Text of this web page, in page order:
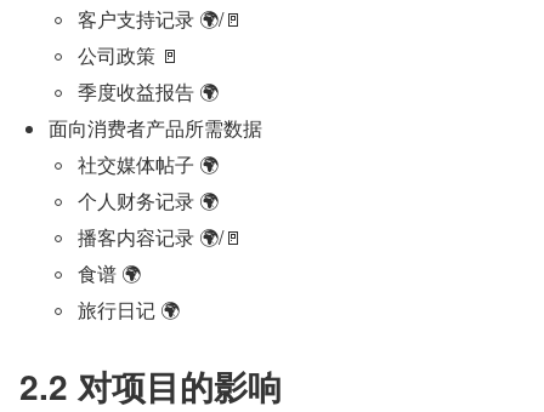
客户支持记录 🌍/🚪
公司政策 🚪
季度收益报告 🌍
面向消费者产品所需数据
社交媒体帖子 🌍
个人财务记录 🌍
播客内容记录 🌍/🚪
食谱 🌍
旅行日记 🌍
2.2 对项目的影响